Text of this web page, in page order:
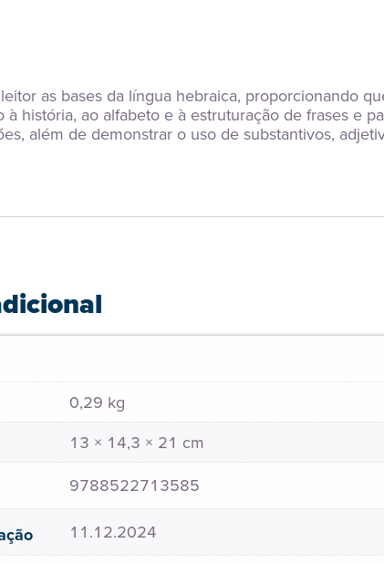
as bases da língua hebraica, proporcionando
história, ao alfabeto e à estruturação de frases e
além de demonstrar o uso de substantivos,
0,29 kg
13 × 14,3 × 21 cm
9788522713585
11.12.2024